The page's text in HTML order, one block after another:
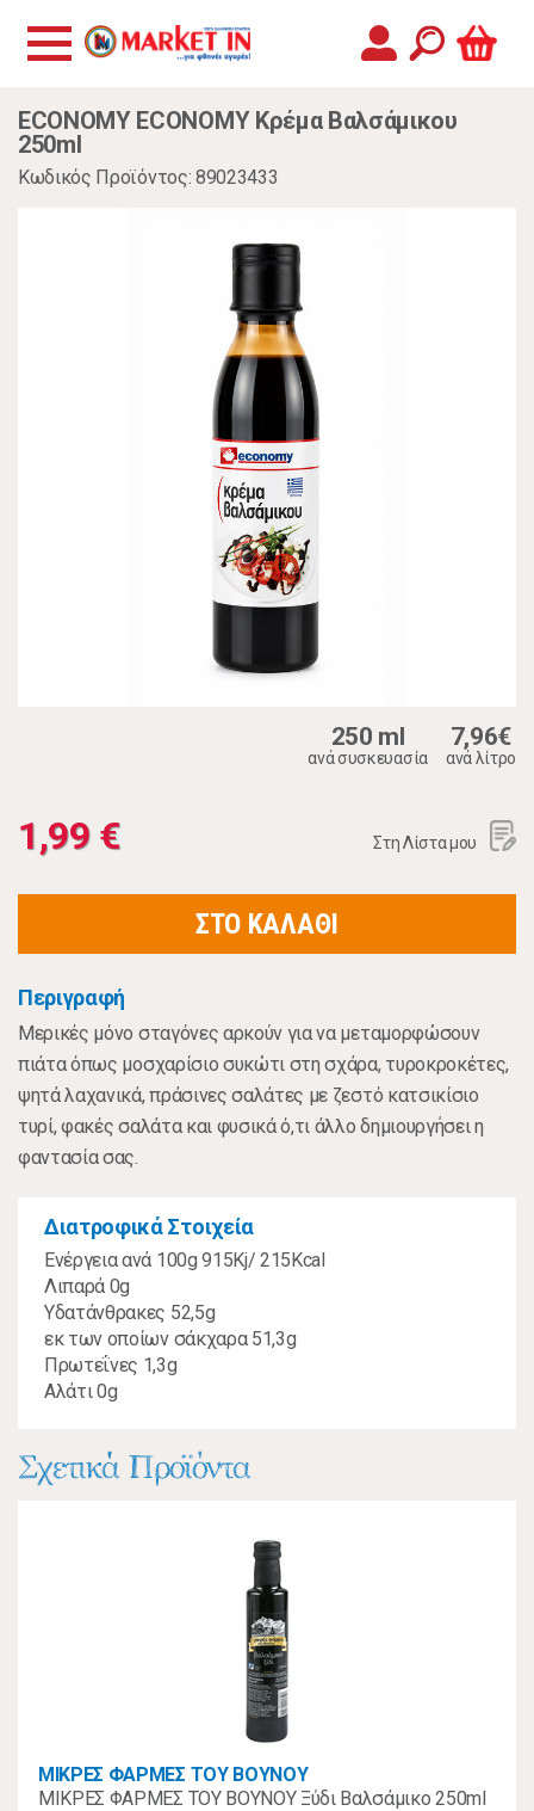
ECONOMY ECONOMY Κρέμα Βαλσάμικου
250ml
Κωδικός Προϊόντος: 89023433
250 ml
ανά συσκευασία
7,96€
ανά λίτρο
1,99 € Στη Λίστα μου
ΣΤΟ ΚΑΛΑΘΙ
Περιγραφή
Μερικές μόνο σταγόνες αρκούν για να μεταμορφώσουν
πιάτα όπως μοσχαρίσιο συκώτι στη σχάρα, τυροκροκέτες,
ψητά λαχανικά, πράσινες σαλάτες με ζεστό κατσικίσιο
τυρί, φακές σαλάτα και φυσικά ό,τι άλλο δημιουργήσει η
φαντασία σας.
Διατροφικά Στοιχεία
Ενέργεια ανά 100g 915Kj/ 215Kcal
Λιπαρά 0g
Υδατάνθρακες 52,5g
εκ των οποίων σάκχαρα 51,3g
Πρωτεΐνες 1,3g
Αλάτι 0g
Σχετικά Προϊόντα
ΜΙΚΡΕΣ ΦΑΡΜΕΣ ΤΟΥ ΒΟΥΝΟΥ
ΜΙΚΡΕΣ ΦΑΡΜΕΣ ΤΟΥ ΒΟΥΝΟΥ Ξύδι Βαλσάμικο 250ml